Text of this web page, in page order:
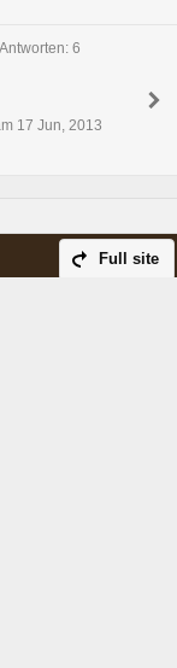
6
17 Jun, 2013
Full site